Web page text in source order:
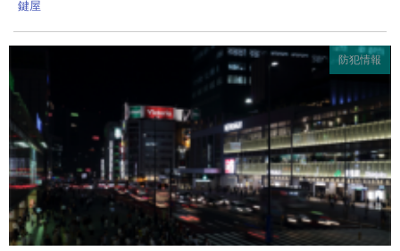
鍵屋
防犯情報